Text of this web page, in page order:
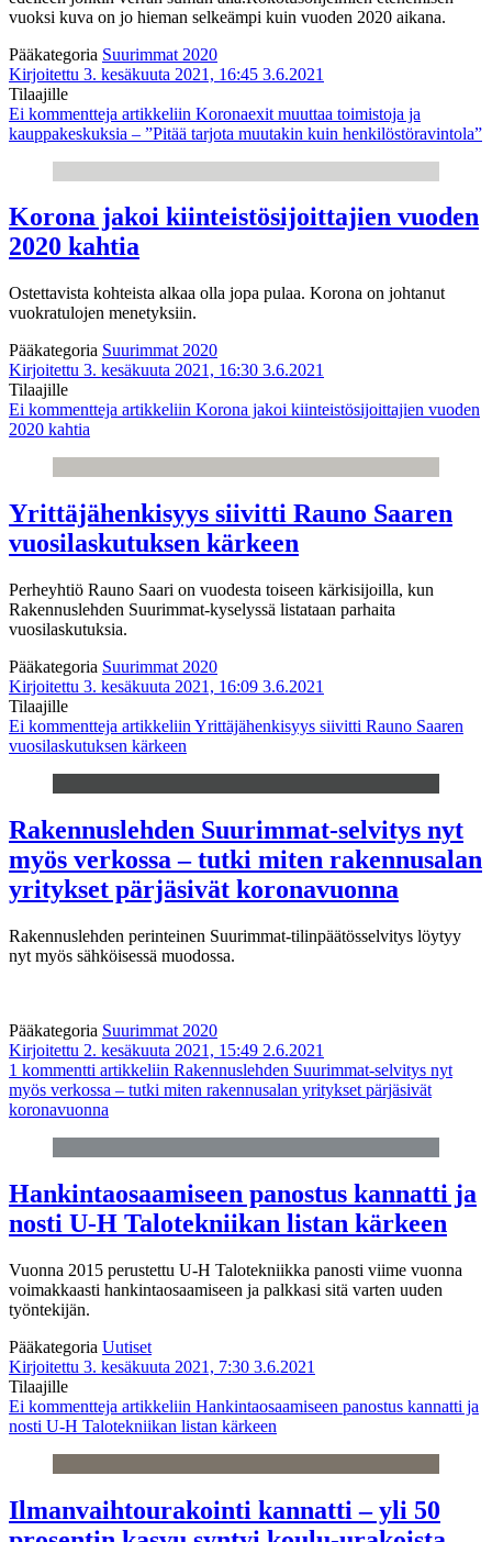
vuoksi kuva on jo hieman selkeämpi kuin vuoden 2020 aikana.
Pääkategoria Suurimmat 2020
Kirjoitettu 3. kesäkuuta 2021, 16:45 3.6.2021
Tilaajille
Ei kommentteja artikkeliin Koronaexit muuttaa toimistoja ja
kauppakeskuksia – ”Pitää tarjota muutakin kuin henkilöstöravintola”
Korona jakoi kiinteistösijoittajien vuoden
2020 kahtia
Ostettavista kohteista alkaa olla jopa pulaa. Korona on johtanut
vuokratulojen menetyksiin.
Pääkategoria Suurimmat 2020
Kirjoitettu 3. kesäkuuta 2021, 16:30 3.6.2021
Tilaajille
Ei kommentteja artikkeliin Korona jakoi kiinteistösijoittajien vuoden
2020 kahtia
Yrittäjähenkisyys siivitti Rauno Saaren
vuosilaskutuksen kärkeen
Perheyhtiö Rauno Saari on vuodesta toiseen kärkisijoilla, kun
Rakennuslehden Suurimmat-kyselyssä listataan parhaita
vuosilaskutuksia.
Pääkategoria Suurimmat 2020
Kirjoitettu 3. kesäkuuta 2021, 16:09 3.6.2021
Tilaajille
Ei kommentteja artikkeliin Yrittäjähenkisyys siivitti Rauno Saaren
vuosilaskutuksen kärkeen
Rakennuslehden Suurimmat-selvitys nyt
myös verkossa – tutki miten rakennusalan
yritykset pärjäsivät koronavuonna
Rakennuslehden perinteinen Suurimmat-tilinpäätösselvitys löytyy
nyt myös sähköisessä muodossa.
Pääkategoria Suurimmat 2020
Kirjoitettu 2. kesäkuuta 2021, 15:49 2.6.2021
1 kommentti artikkeliin Rakennuslehden Suurimmat-selvitys nyt
myös verkossa – tutki miten rakennusalan yritykset pärjäsivät
koronavuonna
Hankintaosaamiseen panostus kannatti ja
nosti U-H Talotekniikan listan kärkeen
Vuonna 2015 perustettu U-H Talotekniikka panosti viime vuonna
voimakkaasti hankintaosaamiseen ja palkkasi sitä varten uuden
työntekijän.
Pääkategoria Uutiset
Kirjoitettu 3. kesäkuuta 2021, 7:30 3.6.2021
Tilaajille
Ei kommentteja artikkeliin Hankintaosaamiseen panostus kannatti ja
nosti U-H Talotekniikan listan kärkeen
Ilmanvaihtourakointi kannatti – yli 50